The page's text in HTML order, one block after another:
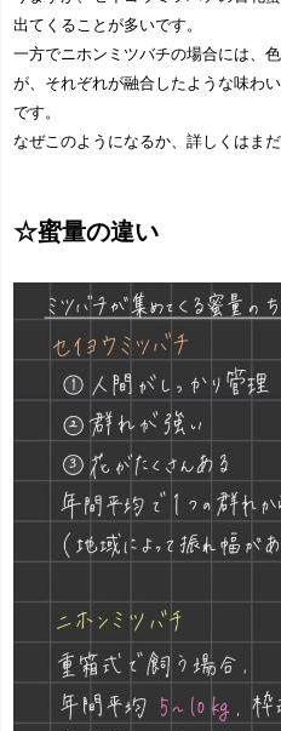
出てくることが多いです。
一方でニホンミツバチの場合には、
が、それぞれが融合したような味わ
です。
なぜこのようになるか、詳しくはま
☆蜜量の違い